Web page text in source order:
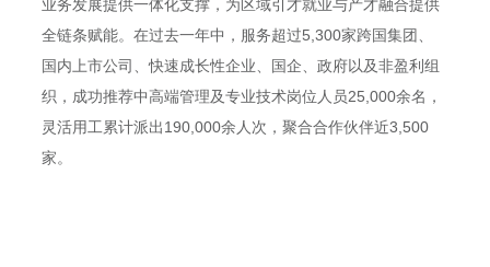
业务发展提供一体化支撑，为区域引才就业与产才融合提供
全链条赋能。在过去一年中，服务超过5,300家跨国集团、
国内上市公司、快速成长性企业、国企、政府以及非盈利组
织，成功推荐中高端管理及专业技术岗位人员25,000余名，
灵活用工累计派出190,000余人次，聚合合作伙伴近3,500
家。